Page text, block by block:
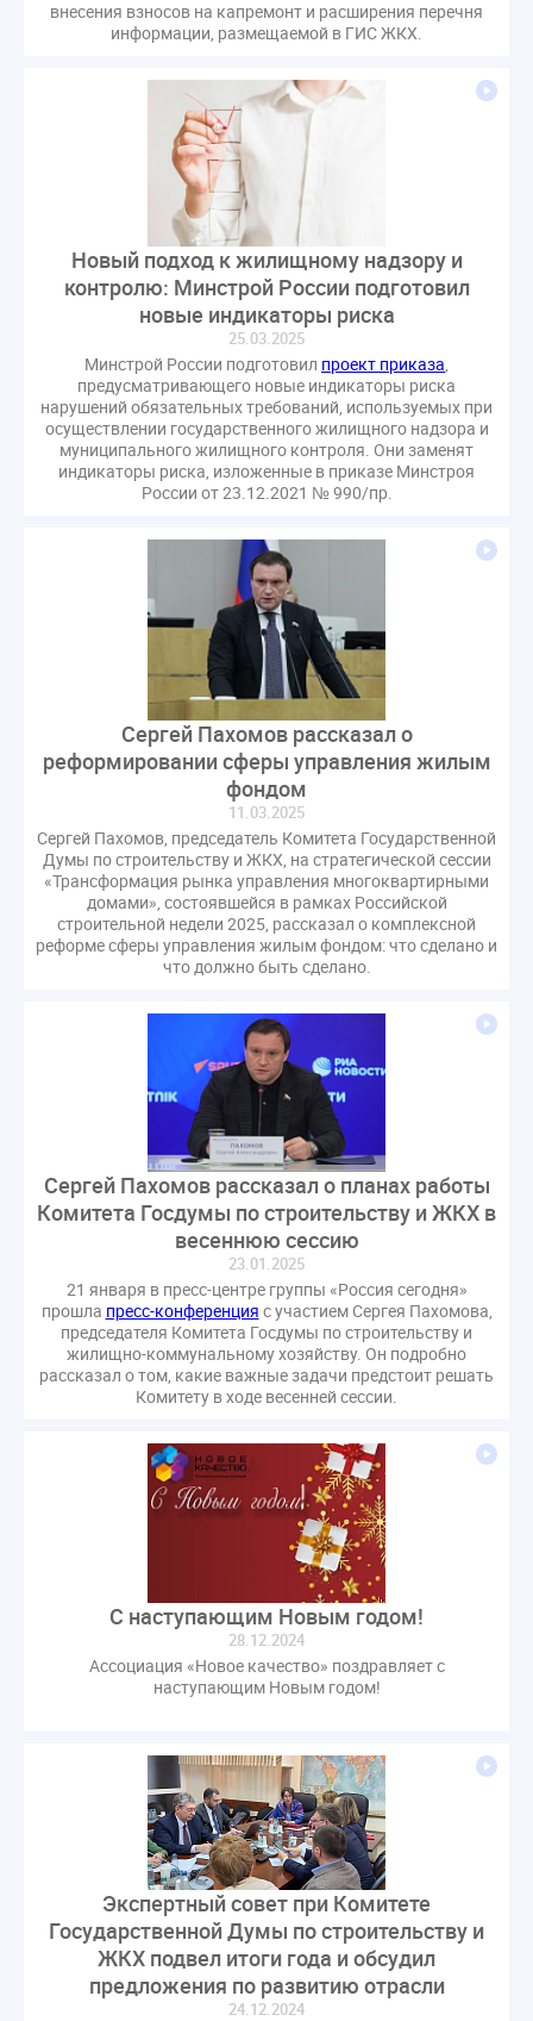
оспаривание ОСС
перелицензирование
плановые проверки
пожарная безопасность
прекращение договора
пристройка
провайдер
проект постановления
реестр УК связь
статистика
страхование МКД
строительство
судебная практика
техническая документация
техпаспорт
требования УК
умный дом
экспертный совет
внесения взносов на капремонт и расширения перечня
информации, размещаемой в ГИС ЖКХ.
Новый подход к жилищному надзору и
контролю: Минстрой России подготовил
новые индикаторы риска
25.03.2025
Минстрой России подготовил проект приказа,
предусматривающего новые индикаторы риска
нарушений обязательных требований, используемых при
осуществлении государственного жилищного надзора и
муниципального жилищного контроля. Они заменят
индикаторы риска, изложенные в приказе Минстроя
России от 23.12.2021 № 990/пр.
Сергей Пахомов рассказал о
реформировании сферы управления жилым
фондом
11.03.2025
Сергей Пахомов, председатель Комитета Государственной
Думы по строительству и ЖКХ, на стратегической сессии
«Трансформация рынка управления многоквартирными
домами», состоявшейся в рамках Российской
строительной недели 2025, рассказал о комплексной
реформе сферы управления жилым фондом: что сделано и
что должно быть сделано.
Сергей Пахомов рассказал о планах работы
Комитета Госдумы по строительству и ЖКХ в
весеннюю сессию
23.01.2025
21 января в пресс-центре группы «Россия сегодня»
прошла пресс-конференция с участием Сергея Пахомова,
председателя Комитета Госдумы по строительству и
жилищно-коммунальному хозяйству. Он подробно
рассказал о том, какие важные задачи предстоит решать
Комитету в ходе весенней сессии.
С наступающим Новым годом!
28.12.2024
Ассоциация «Новое качество» поздравляет с
наступающим Новым годом!
Экспертный совет при Комитете
Государственной Думы по строительству и
ЖКХ подвел итоги года и обсудил
предложения по развитию отрасли
24.12.2024